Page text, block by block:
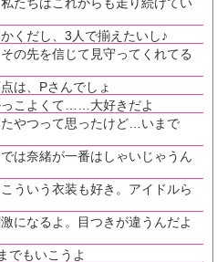
くだし、3人で揃えたいし♪
の先を信じて見守ってくれてる
は、Pさんでしょ
っこよくて……大好きだよ
やつって思ったけど…いまで
は奈緒が一番はしゃいじゃうん
ういう衣装も好き。アイドルら
になるよ。目つきが違うんだよ
でもいこうよ